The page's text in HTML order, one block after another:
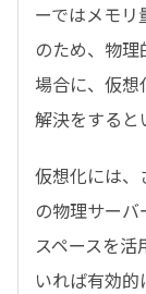
ーではメモ
のため、物
場合に、仮想
解決をすると
仮想化には、
の物理サー
スペースを
いれば有効